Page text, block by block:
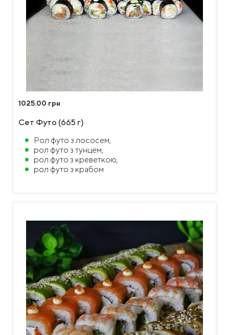
1025.00 грн
Сет Футо (665 г)
Рол футо з лососем,
рол футо з тунцем,
рол футо з креветкою,
рол футо з крабом